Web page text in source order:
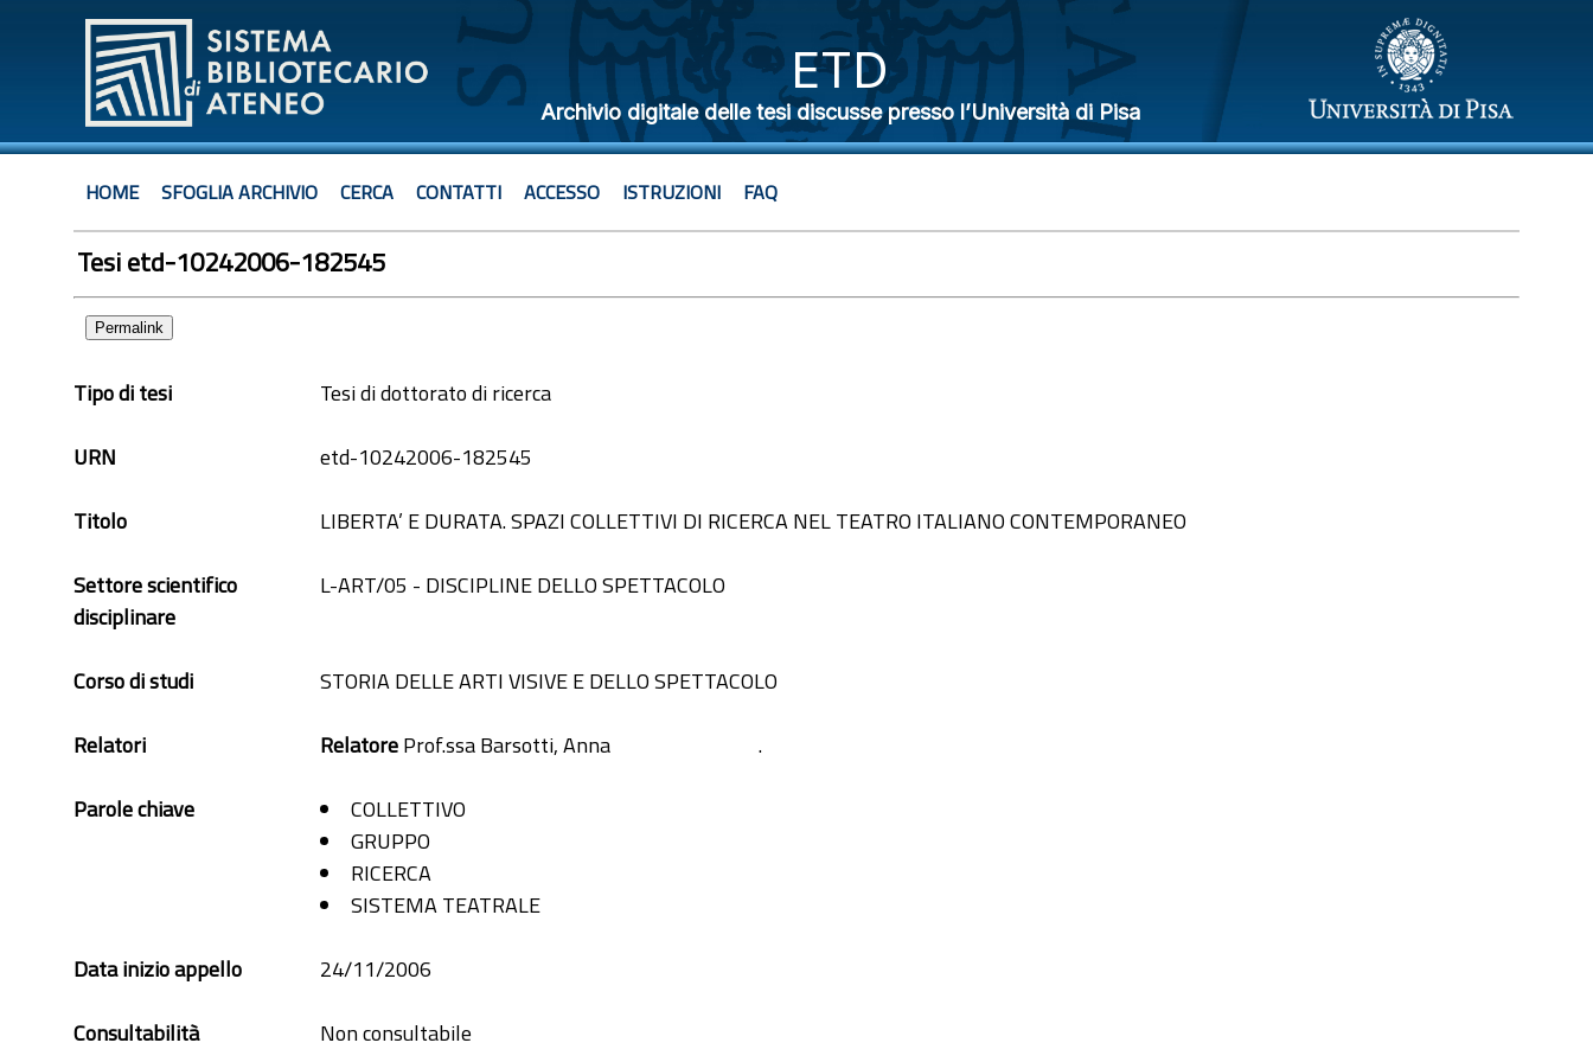
ETD
Archivio digitale delle tesi discusse presso l’Università di Pisa
HOME SFOGLIA ARCHIVIO CERCA CONTATTI ACCESSO ISTRUZIONI FAQ
Tesi etd-10242006-182545
Permalink
Tipo di tesi
Tesi di dottorato di ricerca
URN
etd-10242006-182545
Titolo
LIBERTA’ E DURATA. SPAZI COLLETTIVI DI RICERCA NEL TEATRO ITALIANO CONTEMPORANEO
Settore scientifico
disciplinare
L-ART/05 - DISCIPLINE DELLO SPETTACOLO
Corso di studi
STORIA DELLE ARTI VISIVE E DELLO SPETTACOLO
Relatori
.
RelatoreProf.ssa Barsotti, Anna
Parole chiave
COLLETTIVO
GRUPPO
RICERCA
SISTEMA TEATRALE
Data inizio appello
24/11/2006
Consultabilità
Non consultabile